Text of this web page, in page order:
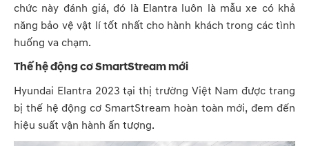
chức này đánh giá, đó là Elantra luôn là mẫu xe có khả
năng bảo vệ vật lí tốt nhất cho hành khách trong các tình
huống va chạm.
Thế hệ động cơ SmartStream mới
Hyundai Elantra 2023 tại thị trường Việt Nam được trang
bị thế hệ động cơ SmartStream hoàn toàn mới, đem đến
hiệu suất vận hành ấn tượng.